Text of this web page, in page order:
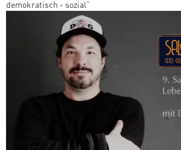
demokratisch - sozial“